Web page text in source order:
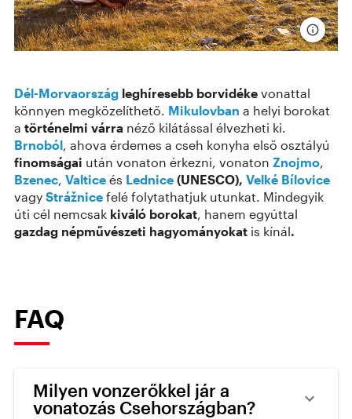
Dél-Morvaország leghíresebb borvidéke vonattal
könnyen megközelíthető. Mikulovban a helyi borokat
a történelmi várra néző kilátással élvezheti ki.
Brnoból, ahova érdemes a cseh konyha első osztályú
finomságai után vonaton érkezni, vonaton Znojmo,
Bzenec, Valtice és Lednice (UNESCO), Velké Bílovice
vagy Strážnice felé folytathatjuk utunkat. Mindegyik
úti cél nemcsak kiváló borokat, hanem egyúttal
gazdag népművészeti hagyományokat is kínál.
FAQ
Milyen vonzerőkkel jár a
vonatozás Csehországban?